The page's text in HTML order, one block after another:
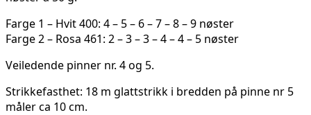
Farge 1 – Hvit 400: 4 – 5 – 6 – 7 – 8 – 9 nøster
Farge 2 – Rosa 461: 2 – 3 – 3 – 4 – 4 – 5 nøster
Veiledende pinner nr. 4 og 5.
Strikkefasthet: 18 m glattstrikk i bredden på pinne nr 5
måler ca 10 cm.